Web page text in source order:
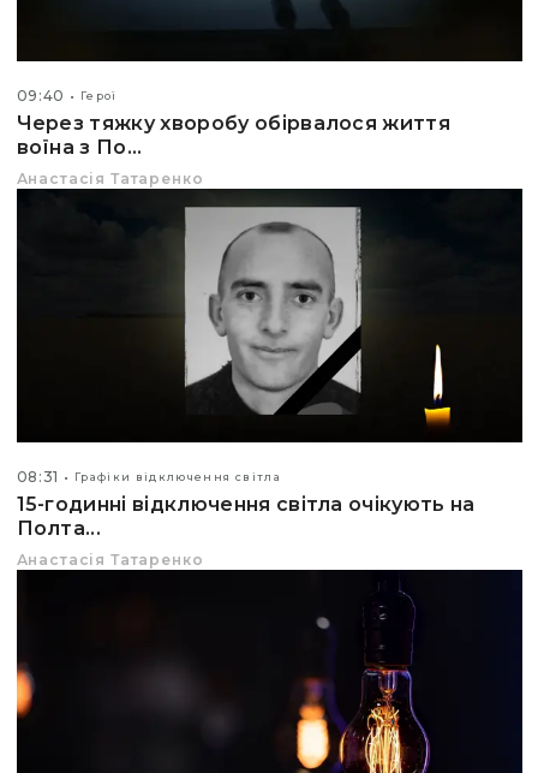
09:40 Герої
Через тяжку хворобу обірвалося життя
воїна з По...
Анастасія Татаренко
08:31 Графіки відключення світла
15-годинні відключення світла очікують на
Полта...
Анастасія Татаренко